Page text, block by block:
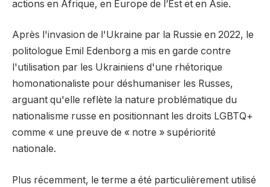
actions en Afrique, en Europe de l’Est et en Asie.
Après l'invasion de l'Ukraine par la Russie en 2022, le
politologue Emil Edenborg a mis en garde contre
l'utilisation par les Ukrainiens d'une rhétorique
homonationaliste pour déshumaniser les Russes,
arguant qu'elle reflète la nature problématique du
nationalisme russe en positionnant les droits LGBTQ+
comme « une preuve de « notre » supériorité
nationale.
Plus récemment, le terme a été particulièrement utilisé